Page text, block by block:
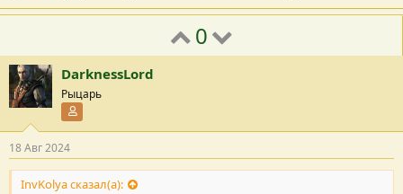
0
DarknessLord
Рыцарь
18 Авг 2024
InvKolya сказал(а):